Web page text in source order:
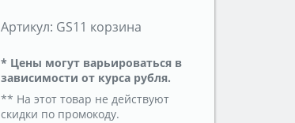
Артикул: GS11 корзина
* Цены могут варьироваться в
зависимости от курса рубля.
** На этот товар не действуют
скидки по промокоду.